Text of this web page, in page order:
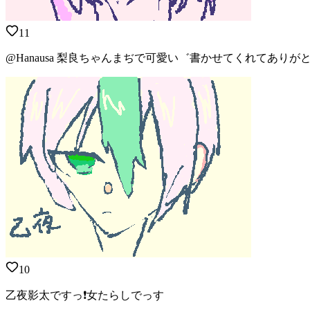
11
@Hanausa 梨良ちゃんまぢで可愛い゛書かせてくれてありが
10
乙夜影太ですっ❗️女たらしでっす